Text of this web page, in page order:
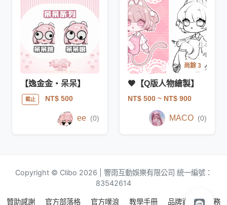
【逸金金・呆呆】
截止 NT$ 500
ee (0)
尚餘 3
🖤【Q版人物繪製】
NT$ 500 ~ NT$ 900
MACO (0)
Copyright © Clibo 2026 | 響雨互動娛樂有限公司 統一編號：
83542614
贊助感謝 官方部落格 官方噗浪 教學手冊 品牌資源 服務